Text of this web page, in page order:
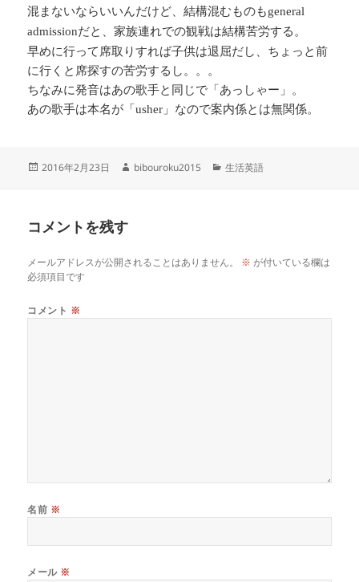
混まないならいいんだけど、結構混むものもgeneral
admissionだと、家族連れでの観戦は結構苦労する。
早めに行って席取りすれば子供は退屈だし、ちょっと前
に行くと席探すの苦労するし。。。
ちなみに発音はあの歌手と同じで「あっしゃー」。
あの歌手は本名が「usher 」なので案内係とは無関係。
投
2016年2月23日
作
bibouroku2015
カ
生活英語
コメントを残す
メールアドレスが公開されることはありません。 ※ が付いている欄は
必須項目です
コメント ※
名前 ※
メール ※